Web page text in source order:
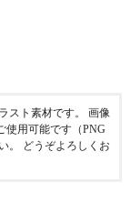
スト素材です。 画像
使用可能です（PNG
。 どうぞよろしくお